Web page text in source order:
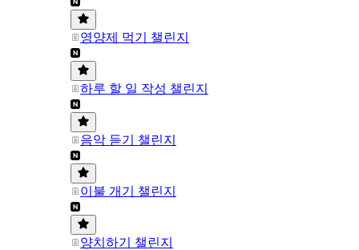
영양제 먹기 챌린지
하루 할 일 작성 챌린지
음악 듣기 챌린지
이불 개기 챌린지
양치하기 챌린지